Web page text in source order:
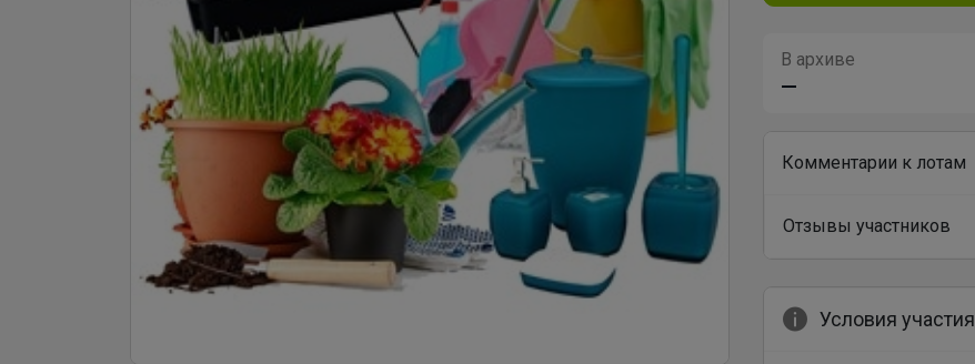
В архиве
—
Комментарии к лотам
Отзывы участников
Условия участия